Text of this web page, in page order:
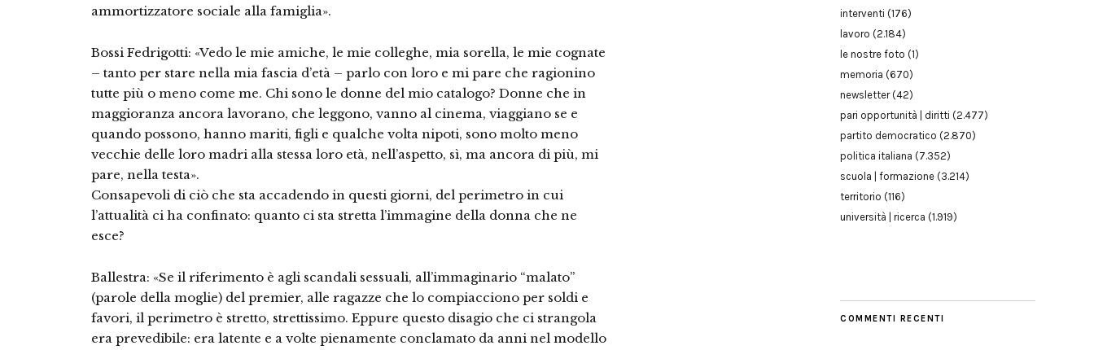
ammortizzatore sociale alla famiglia».
Bossi Fedrigotti: «Vedo le mie amiche, le mie colleghe, mia sorella, le mie cognate
– tanto per stare nella mia fascia d’età – parlo con loro e mi pare che ragionino
tutte più o meno come me. Chi sono le donne del mio catalogo? Donne che in
maggioranza ancora lavorano, che leggono, vanno al cinema, viaggiano se e
quando possono, hanno mariti, figli e qualche volta nipoti, sono molto meno
vecchie delle loro madri alla stessa loro età, nell’aspetto, sì, ma ancora di più, mi
pare, nella testa».
Consapevoli di ciò che sta accadendo in questi giorni, del perimetro in cui
l’attualità ci ha confinato: quanto ci sta stretta l’immagine della donna che ne
esce?
Ballestra: «Se il riferimento è agli scandali sessuali, all’immaginario “malato”
(parole della moglie) del premier, alle ragazze che lo compiacciono per soldi e
favori, il perimetro è stretto, strettissimo. Eppure questo disagio che ci strangola
era prevedibile: era latente e a volte pienamente conclamato da anni nel modello
interventi (176)
lavoro (2.184)
le nostre foto (1)
memoria (670)
newsletter(42)
pari opportunità | diritti (2.477)
partito democratico (2.870)
politica italiana (7.352)
scuola | formazione (3.214)
territorio (116)
università | ricerca (1.919)
COMMENTI RECENTI